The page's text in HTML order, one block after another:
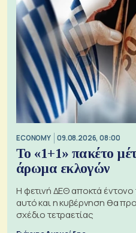
ECONOMY 09.08.2026, 08:00
Το «1+1» πακέτο
άρωμα εκλογών
Η φετινή ΔΕΘ αποκτά έντονο
αυτό και η κυβέρνηση θα
σχέδιο τετραετίας